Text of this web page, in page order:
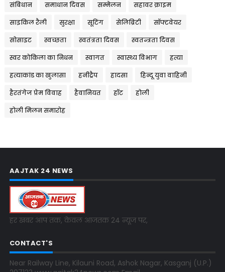
संबिधान समाधान दिवस सम्मेलन सहावर क्राइम
साइकिल रैली सुरक्षा सूटिंग सेलिब्रिटी सॉफ्टवेयर
सोसाइट स्वच्छता स्वतंत्रता दिवस स्वतन्त्रता दिवस
स्वर कोकिला का निधन स्वागत स्वास्थ्य विभाग हत्या
हत्याकांड का खुलासा हनीट्रैप हादसा हिन्दू युवा वाहिनी
हैरतंगेज प्रेम विवाह हैवानियत हॉट होली
होली मिलन समारोह
AAJTAK 24 NEWS
हर खबर आप तक, केवल आजतक 24 न्यूज पर,
CONTACT'S
Near Railway Line, Kilauni Road, Ashok Nagar, Kasganj (U.P.)